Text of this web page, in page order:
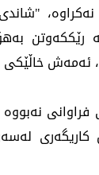
رێككه‌وتن
ئه‌مه‌ش خاڵێكی